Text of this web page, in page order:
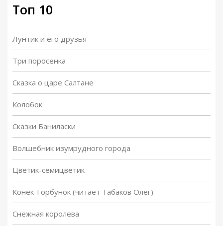
Топ 10
Лунтик и его друзья
Три поросенка
Сказка о царе Салтане
Колобок
Сказки Баниласки
Волшебник изумрудного города
Цветик-семицветик
Конек-Горбунок (читает Табаков Олег)
Снежная королева